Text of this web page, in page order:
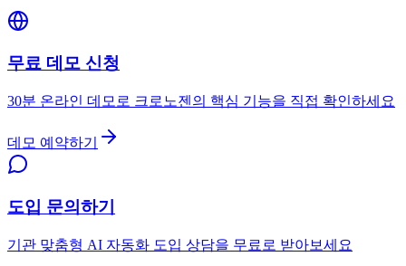
무료 데모 신청
30분 온라인 데모로 크로노젠의 핵심 기능을 직접 확인하세요
데모 예약하기
도입 문의하기
기관 맞춤형 AI 자동화 도입 상담을 무료로 받아보세요